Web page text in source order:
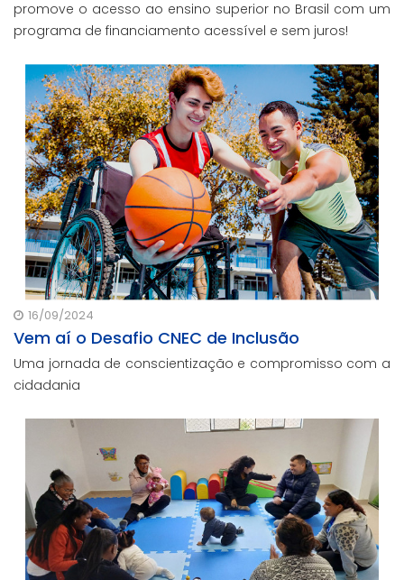
promove o acesso ao ensino superior no Brasil com um
programa de financiamento acessível e sem juros!
16/09/2024
Vem aí o Desafio CNEC de Inclusão
Uma jornada de conscientização e compromisso com a
cidadania